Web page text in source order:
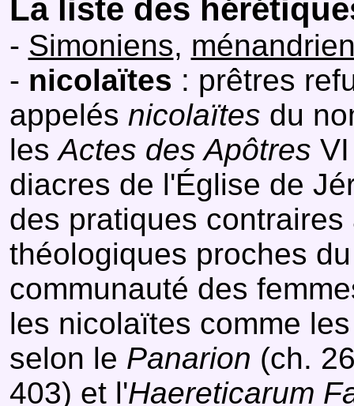
La liste des
- Simoniens,
- nicolaïtes : prêtres
appelés nicolaïtes du
lesActes des Apôtres
diacres de l'Église de
des pratiques
théologiques proches
communauté des
les nicolaïtes comme
selon le Panarion (ch.
403) et l'Haereticarum